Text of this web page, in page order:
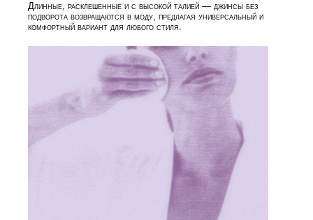
Длинные, расклешенные и с высокой талией — джинсы без
подворота возвращаются в моду, предлагая универсальный и
комфортный вариант для любого стиля.